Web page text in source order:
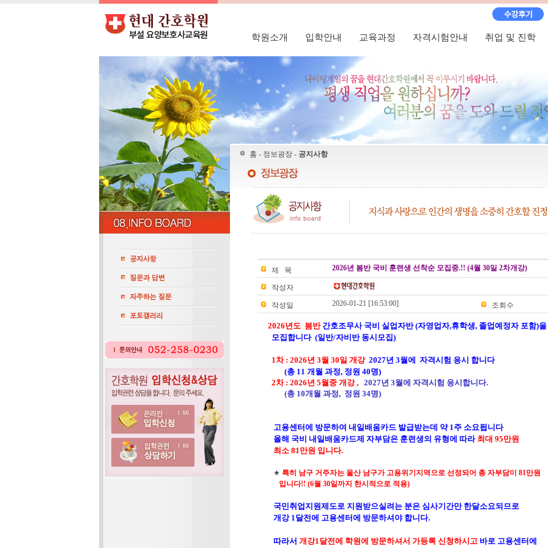
학원소개 입학안내 교육과정 자격시험안내 취업 및 진학
홈 - 정보광장 - 공지사항
제 목 2026년 봄반 국비 훈련생 선착순 모집중.!! (4월 30일 2차개강)
작성자
작성일 2026-01-21 [16:53:00] 조회수
2026년도 봄반 간호조무사 국비 실업자반 (자영업자,휴학생, 졸업예정자 포함)을
모집 합니다 (일반/자비반 동시모집)
1차 : 2026년 3월 30일 개강 2027년 3월에 자격시 험 응시 합니다
(총 11 개월 과정, 정원 40명)
2차 : 2026년 5월중 개강 , 2027년 3월에 자격시험 응시합니다.
(총 10개월 과정, 정원 34명)
고용센터에 방문하여 내일배움카드 발급받는데 약 1주 소요됩니다
올해 국비 내일배움카드제 자부담은 훈련생의 유형에 따라 최대 95만원
최소 81만원 입니다.
★ 특히 남구 거주자는 울산 남구가 고용위기지역으로선정되어 총 자부담이 81만원
입니다!! (6월 30일까지 한시적으로 적용)
국민취업지원제도로 지원받으실려는 분은심사기간만 한달소요되므로
개강 1달전에 고용센터에 방문하셔야 합니다.
따라서 개강1달전에 학원에 방문하셔서 가등록 신청하시고 바로 고용센터에